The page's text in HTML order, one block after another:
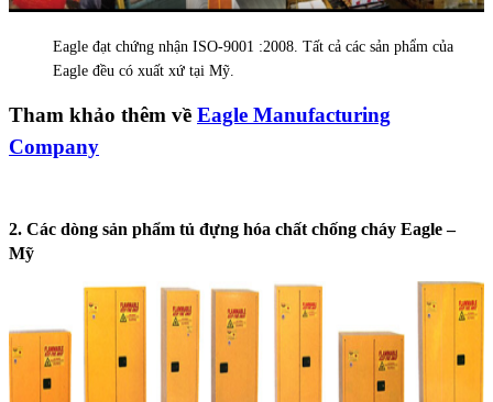
Eagle đạt chứng nhận ISO-9001 :2008. Tất cả các sản phẩm của
Eagle đều có xuất xứ tại Mỹ.
Tham khảo thêm về Eagle Manufacturing
Company
2. Các dòng sản phẩm tủ đựng hóa chất chống cháy Eagle –
Mỹ